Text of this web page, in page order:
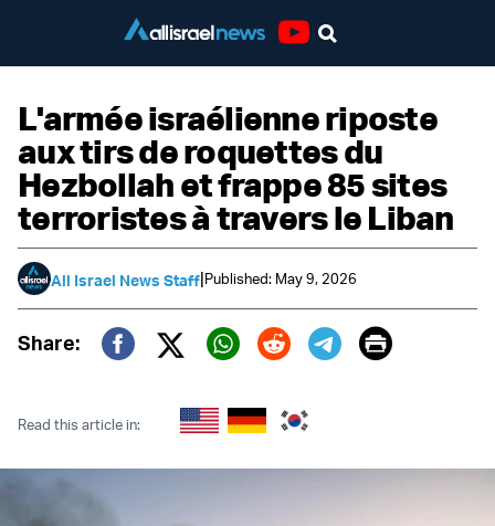
L'armée israélienne riposte
aux tirs de roquettes du
Hezbollah et frappe 85 sites
terroristes à travers le Liban
All Israel News Staff|Published: May 9, 2026
Share:
Twitter (X)
Print
Read this article in: